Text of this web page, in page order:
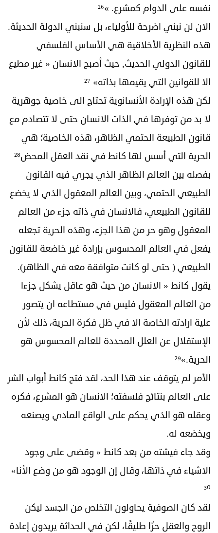
نفسه على الدوام كمشرع. »²⁶
الان لن نبني اضرحة للأولياء، بل سنبني الدولة الحديثة.
هذه النظرية الأخلاقية هي الأساس الفلسفي
للقانون الدولي الحديث, حيث أصبح الانسان « غير مطيع
الا للقوانين التي يقيمها بذاته» ²⁷
لكن هذه الإرادة الأنسانوية تحتاج الى خاصية جوهرية
لا بد من توفرها في الذات الانسان حتى لا تتصادم مع
قانون الطبيعة الحتمي الظاهر، هذه الخاصية؛ هي
الحرية التي أسس لها كانط في نقد العقل المحض²⁸
بفصله بين العالم الظاهر الذي يجري فيه القانون
الطبيعي الحتمي، وبين العالم المعقول الذي لا يخضع
للقانون الطبيعي، فالانسان في ذاته جزء من العالم
المعقول وهو حر من هذا الجزء، وهذه الحرية تجعله
يفعل في العالم المحسوس بإرادة غير خاضعة للقانون
الطبيعي ( حتى لو كانت متوافقة معه في الظاهر).
يقول كانط « الانسان من حيث هو عاقل يشكل جزءا
من العالم المعقول فليس في مستطاعه ان يتصور
علية ارادته الخاصة الا في ظل فكرة الحرية، ذلك لأن
الإستقلال عن العلل المحددة للعالم المحسوس هو
الحرية.»²⁹
الأمر لم يتوقف عند هذا الحد، لقد فتح كانط أبواب الشر
على العالم بنتائج فلسفته؛ الانسان هو المشرع، فكره
وعقله هو الذي يحكم على الواقع المادي ويصنعه
ويخضعه له.
وقد جاء فيشته من بعد كانط « وقضى على وجود
الاشياء في ذاتها، وقال إن الوجود هو من وضع الأنا»
³⁰
لقد كان الصوفية يحاولون التخلص من الجسد ليكن
الروح والعقل حرًا طليقًا، لكن في الحداثة يريدون إعادة